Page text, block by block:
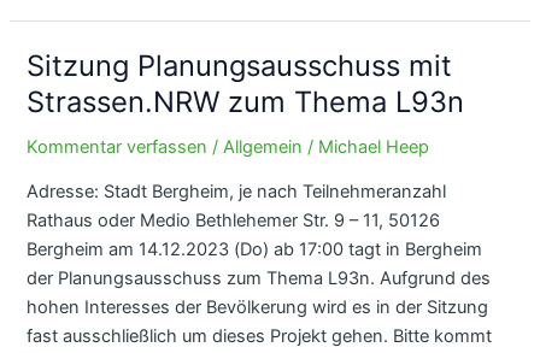
Sitzung
des
Planungsausschusses
Bergheim
zur
am
14.12.2023
Sitzung Planungsausschuss mit
Strassen.NRW zum Thema L93n
Kommentar verfassen / Allgemein / Michael Heep
Adresse: Stadt Bergheim, je nach Teilnehmeranzahl
Rathaus oder Medio Bethlehemer Str. 9 – 11, 50126
Bergheim am 14.12.2023 (Do) ab 17:00 tagt in Bergheim
der Planungsausschuss zum Thema L93n. Aufgrund des
hohen Interesses der Bevölkerung wird es in der Sitzung
fast ausschließlich um dieses Projekt gehen. Bitte kommt